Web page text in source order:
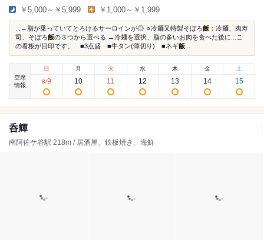
￥5,000～￥5,999 ￥1,000～￥1,999
...→脂が乗っていてとろけるサーロインが◎ ⚪︎冷麺又特製そぼろ飯 ：冷麺、肉寿
司、そぼろ飯の３つから選べる →冷麺を選択、脂の多いお肉を食べた後に...こ
の看板が目印です。 ■3点盛 ■牛タン(薄切り) ■ネギ飯
空席
情報
日
8/9
月
10
火
11
水
12
木
13
金
14
土
15
呑輝
南阿佐ケ谷駅 218m / 居酒屋、鉄板焼き、海鮮